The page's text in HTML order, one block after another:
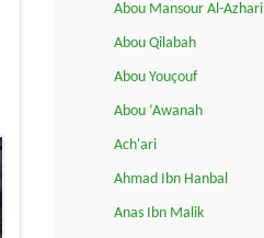
Abou Mansour Al-Azhari
Abou Qilabah
Abou Youçouf
Abou ‘Awanah
Ach'ari
Ahmad Ibn Hanbal
Anas Ibn Malik